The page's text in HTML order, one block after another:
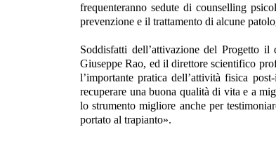
frequenteranno sedute di counselling
prevenzione e il trattamento di alcune
Soddisfatti dell’attivazione del Progetto
Giuseppe Rao, ed il direttore scientifico
l’importante pratica dell’attività fisica
recuperare una buona qualità di vita e a
lo strumento migliore anche per
portato al trapianto».